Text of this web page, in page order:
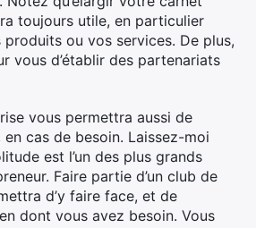
toujours utile, en particulier
ou vos services. De plus,
vous d’établir des partenariats
vous permettra aussi de
cas de besoin. Laissez-moi
est l’un des plus grands
Faire partie d’un club de
d’y faire face, et de
dont vous avez besoin. Vous